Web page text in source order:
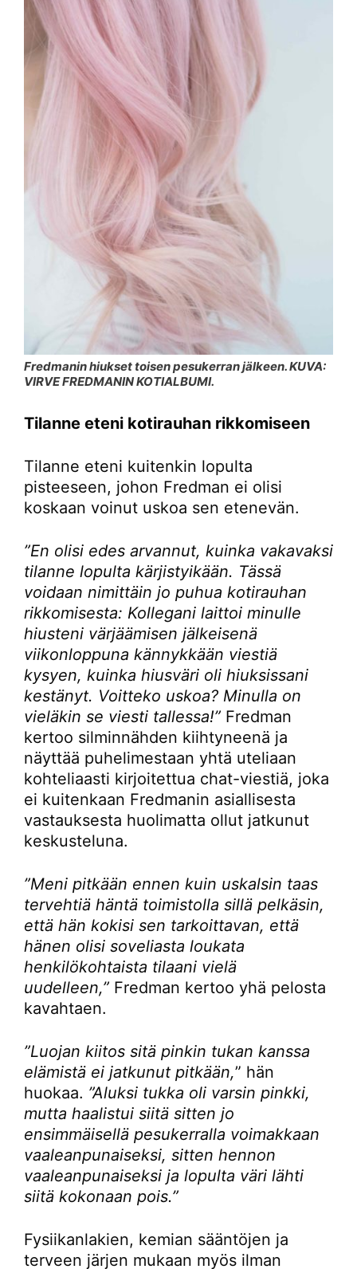
Fredmanin hiukset toisen pesukerran jälkeen. KUVA:
VIRVE FREDMANIN KOTIALBUMI.
Tilanne eteni kotirauhan rikkomiseen
Tilanne eteni kuitenkin lopulta
pisteeseen, johon Fredman ei olisi
koskaan voinut uskoa sen etenevän.
”En olisi edes arvannut, kuinka vakavaksi
tilanne lopulta kärjistyikään. Tässä
voidaan nimittäin jo puhua kotirauhan
rikkomisesta: Kollegani laittoi minulle
hiusteni värjäämisen jälkeisenä
viikonloppuna kännykkään viestiä
kysyen, kuinka hiusväri oli hiuksissani
kestänyt. Voitteko uskoa? Minulla on
vieläkin se viesti tallessa!” Fredman
kertoo silminnähden kiihtyneenä ja
näyttää puhelimestaan yhtä uteliaan
kohteliaasti kirjoitettua chat-viestiä, joka
ei kuitenkaan Fredmanin asiallisesta
vastauksesta huolimatta ollut jatkunut
keskusteluna.
”Meni pitkään ennen kuin uskalsin taas
tervehtiä häntä toimistolla sillä pelkäsin,
että hän kokisi sen tarkoittavan, että
hänen olisi soveliasta loukata
henkilökohtaista tilaani vielä
uudelleen,” Fredman kertoo yhä pelosta
kavahtaen.
”Luojan kiitos sitä pinkin tukan kanssa
elämistä ei jatkunut pitkään,” hän
huokaa. ”Aluksi tukka oli varsin pinkki,
mutta haalistui siitä sitten jo
ensimmäisellä pesukerralla voimakkaan
vaaleanpunaiseksi, sitten hennon
vaaleanpunaiseksi ja lopulta väri lähti
siitä kokonaan pois.”
Fysiikanlakien, kemian sääntöjen ja
terveen järjen mukaan myös ilman